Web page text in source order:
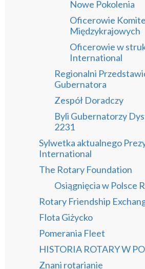
Nowe Pokolenia
Oficerowie
Międzykrajowych
Oficerowie w
International
Regionalni
Gubernatora
Zespół Doradczy
Byli Gubernatorzy
2231
Sylwetka aktualnego
International
The Rotary Foundation
Osiągnięcia w Polsce
Rotary Friendship
Flota Giżycko
Pomerania Fleet
HISTORIA ROTARY W
Znani rotarianie